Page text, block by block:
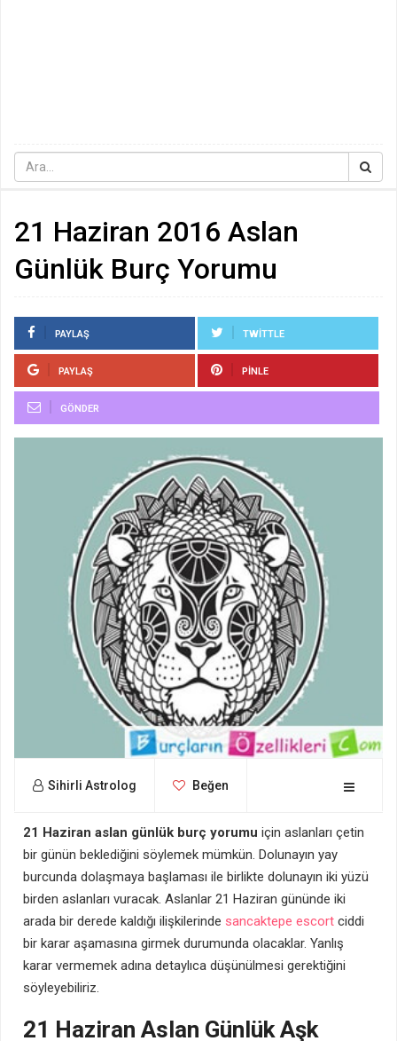
21 Haziran 2016 Aslan
Günlük Burç Yorumu
PAYLAŞ TWITTLE
PAYLAŞ PINLE
GÖNDER
Sihirli Astrolog Beğen
21 Haziran aslan günlük burç yorumu için aslanları çetin
bir günün beklediğini söylemek mümkün. Dolunayın yay
burcunda dolaşmaya başlaması ile birlikte dolunayın iki yüzü
birden aslanları vuracak. Aslanlar 21 Haziran gününde iki
arada bir derede kaldığı ilişkilerinde sancaktepe escort ciddi
bir karar aşamasına girmek durumunda olacaklar. Yanlış
karar vermemek adına detaylıca düşünülmesi gerektiğini
söyleyebiliriz.
21 Haziran Aslan Günlük Aşk